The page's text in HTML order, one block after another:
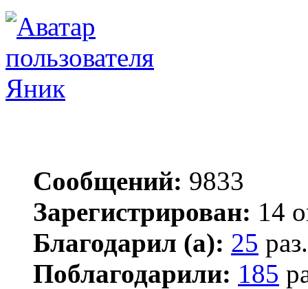
Яник
Сообщений: 9833
Зарегистрирован: 14
Благодарил (а): 25 раз.
Поблагодарили: 185